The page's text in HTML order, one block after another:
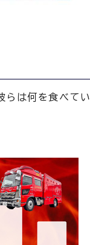
らは何を食べて